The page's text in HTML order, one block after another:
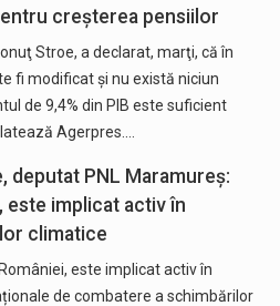
creşterea pensiilor
Stroe, a declarat, marţi, că în
fi modificat şi nu există niciun
de 9,4% din PIB este suficient
Agerpres.…
deputat PNL Maramureș:
este implicat activ în
climatice
este implicat activ în
de combatere a schimbărilor